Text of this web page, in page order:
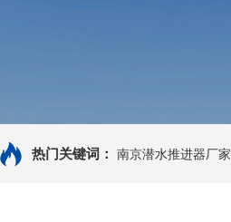
热门关键词： 南京潜水推进器厂家